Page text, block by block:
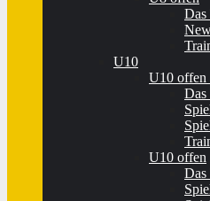
Das
U10
U10
Das
U10 offen
Das